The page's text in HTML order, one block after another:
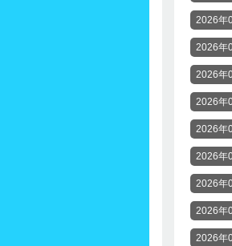
2026年
2026年
2026年
2026年
2026年
2026年
2026年
2026年
2026年